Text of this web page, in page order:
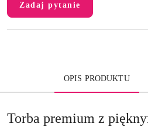
Zadaj pytanie
OPIS PRODUKTU
Torba premium z